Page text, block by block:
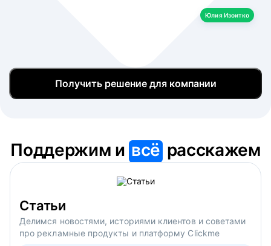
Юлия Изоитко
Получить решение для компании
Поддержим ивсё расскажем
Статьи
Делимся новостями, историями клиентов и советами
про рекламные продукты и платформу Clickme